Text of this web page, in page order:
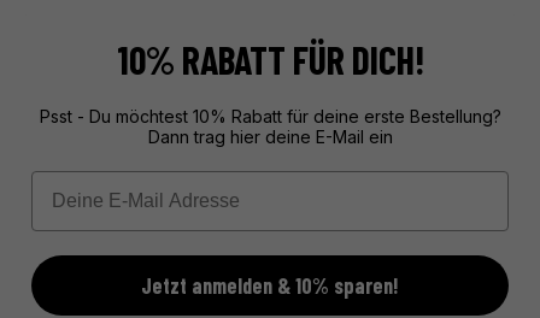
Exklusive Geschenke aus Frankreich, unvergesslich verpackt.
Mehr über unseren Service erfahren
10% RABATT FÜR DICH!
Psst - Du möchtest 10% Rabatt für deine erste Bestellung?
Dann trag hier deine E-Mail ein
Email
Jetzt anmelden & 10% sparen!